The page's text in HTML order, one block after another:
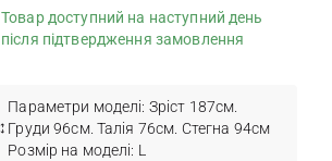
Товар доступний на наступний день
після підтвердження замовлення
Параметри моделі: Зріст 187см.
Груди 96см. Талія 76см. Стегна 94см
Розмір на моделі: L